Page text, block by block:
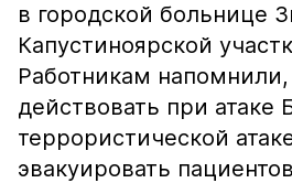
в городской больнице
Капустиноярской
Работникам напомнили,
действовать при атаке
террористической
эвакуировать